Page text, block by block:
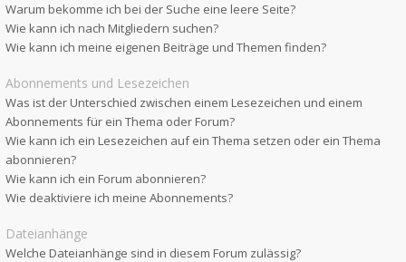
Warum bekomme ich bei der Suche eine leere Seite?
Wie kann ich nach Mitgliedern suchen?
Wie kann ich meine eigenen Beiträge und Themen finden?
Abonnements und Lesezeichen
Was ist der Unterschied zwischen einem Lesezeichen und einem
Abonnements für ein Thema oder Forum?
Wie kann ich ein Lesezeichen auf ein Thema setzen oder ein Thema
abonnieren?
Wie kann ich ein Forum abonnieren?
Wie deaktiviere ich meine Abonnements?
Dateianhänge
Welche Dateianhänge sind in diesem Forum zulässig?